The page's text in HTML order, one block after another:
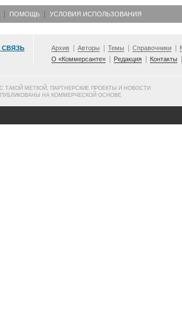
ПОМОЩЬ УСЛОВИЯ ИСПОЛЬЗОВАНИЯ
СВЯЗЬ Архив Авторы Темы Справочники
О «Коммерсанте»
Редакция Контакты
ТАКОЙ МЕТКОЙ, ПАРТНЕРСКИЕ ПРОЕКТЫ И НОВОСТИ
НА КОММЕРЧЕСКОЙ ОСНОВЕ